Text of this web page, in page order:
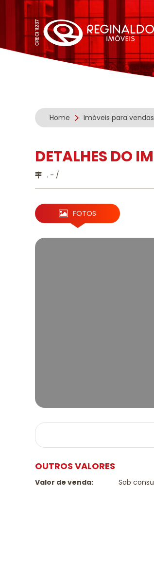
Home Imóveis para vendas
DETALHES DO
. - /
FOTOS
OUTROS VALORES
Valor de venda: Sob